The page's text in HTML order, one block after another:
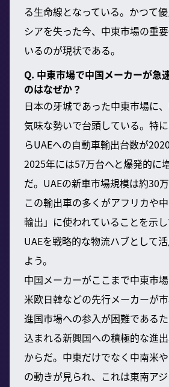
る生命線となっている。かつて
シアを失った今、中東市場の重
いるのが現状である。
Q. 中東市場で中国メーカーが急
のはなぜか？
日本の牙城であった中東市場に
気味な勢いで台頭している。特
らUAEへの自動車輸出台数が
2025年には57万台へと爆発的に
だ。UAEの新車市場規模は約30万
この輸出車の多くがアフリカや
輸出」に使われていることを示
UAEを戦略的な物流ハブとして
よう。
中国メーカーがここまで中東市場
米欧日韓などの先行メーカーが
進国市場への参入が困難である
込まれる新興国への積極的な進
からだ。中東だけでなく中南米
の動きが見られ、これは東南ア